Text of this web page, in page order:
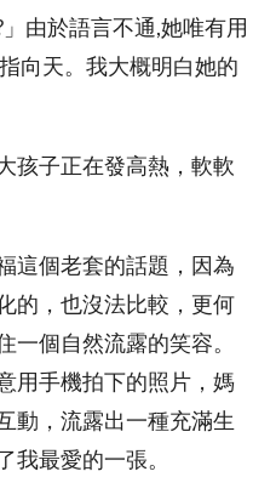
由於語言不通,她唯有用
向天。我大概明白她的
孩子正在發高熱，軟軟
這個老套的話題，因為
的，也沒法比較，更何
一個自然流露的笑容。
用手機拍下的照片，媽
動，流露出一種充滿生
我最愛的一張。